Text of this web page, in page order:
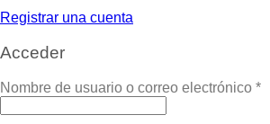
Registrar una cuenta
Acceder
Nombre de usuario o correo electrónico *